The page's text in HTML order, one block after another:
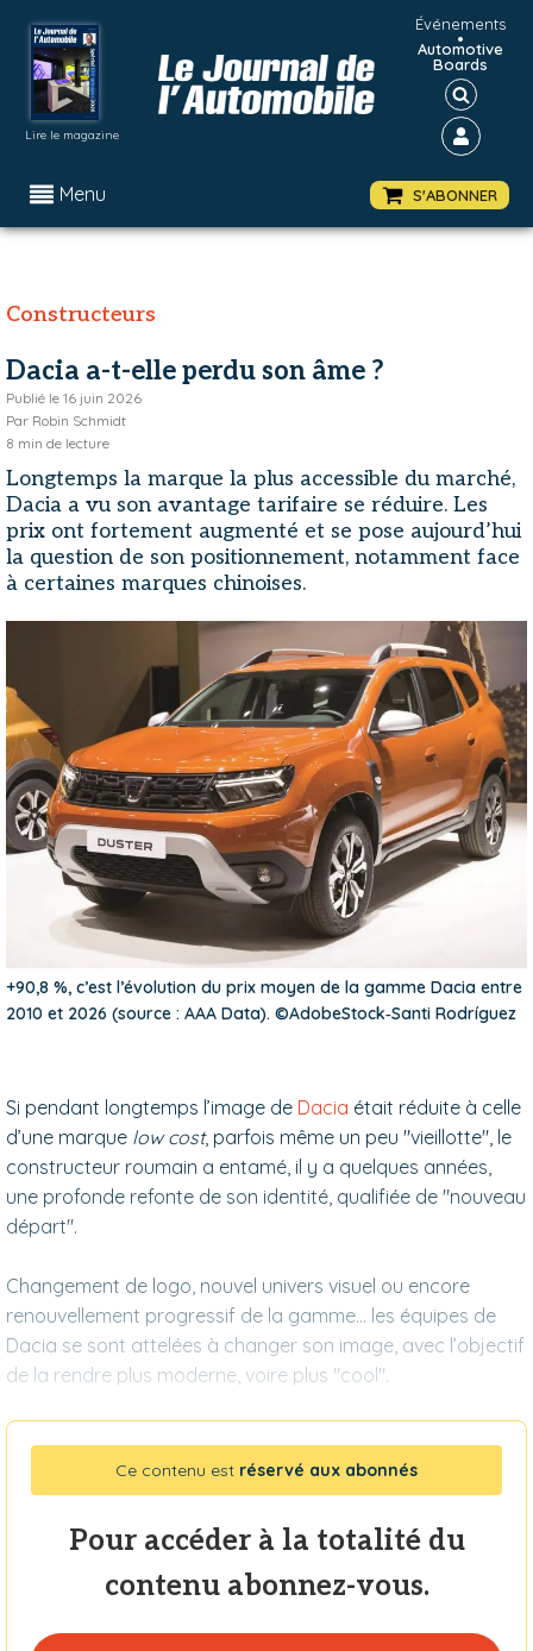
Lire le magazine
Événements
•
Automotive
Boards
Menu S'ABONNER
Constructeurs
Dacia a-t-elle perdu son âme ?
Publié le 16 juin 2026
Par Robin Schmidt
8 min de lecture
Longtemps la marque la plus accessible du marché,
Dacia a vu son avantage tarifaire se réduire. Les
prix ont fortement augmenté et se pose aujourd’hui
la question de son positionnement, notamment face
à certaines marques chinoises.
+90,8 %, c’est l’évolution du prix moyen de la gamme Dacia entre
2010 et 2026 (source : AAA Data). ©AdobeStock‑Santi Rodríguez
Si pendant longtemps l’image de Dacia était réduite à celle
d’une marque low cost, parfois même un peu "vieillotte", le
constructeur roumain a entamé, il y a quelques années,
une profonde refonte de son identité, qualifiée de "nouveau
départ".
Changement de logo, nouvel univers visuel ou encore
renouvellement progressif de la gamme… les équipes de
Dacia se sont attelées à changer son image, avec l’objectif
de la rendre plus moderne, voire plus "cool".
Ce contenu est réservé aux abonnés
Pour accéder à la totalité du
contenu abonnez-vous.